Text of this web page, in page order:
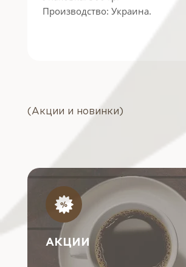
Производство: Украина.
(Акции и новинки)
АКЦИИ